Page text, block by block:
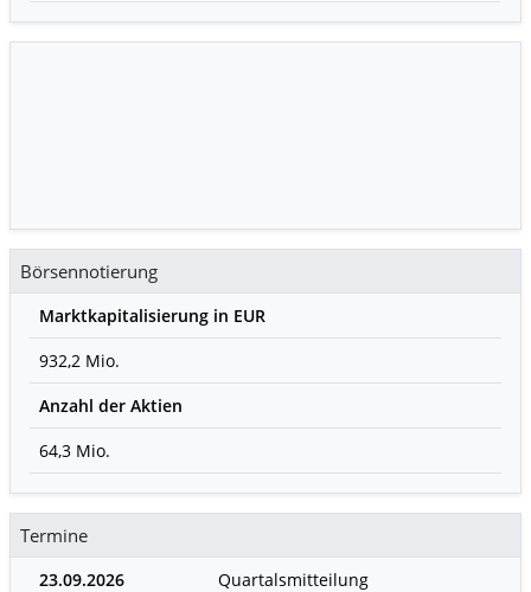
Börsennotierung
Marktkapitalisierung in EUR
932,2 Mio.
Anzahl der Aktien
64,3 Mio.
Termine
23.09.2026 Quartalsmitteilung